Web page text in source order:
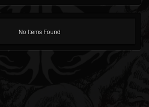
No Items Found